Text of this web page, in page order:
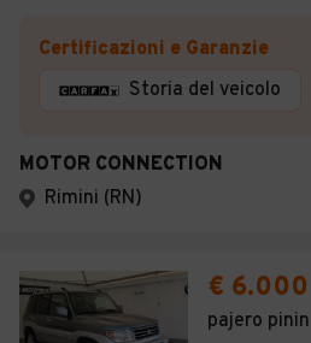
Certificazioni e Garanzie
Storia del veicolo
MOTOR CONNECTION
Rimini (RN)
€ 6.000
pajero pinin